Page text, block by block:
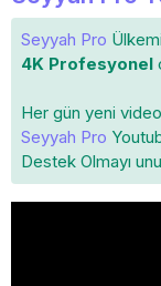
Seyyah Pro
4K Profesyonel
Her gün yeni
Seyyah Pro
Destek Olmayı